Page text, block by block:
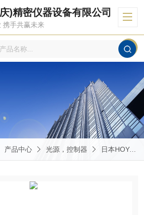
)精密仪器设备有限公司
携手共赢未来
产品中心 光源，控制器 日本HOYA豪雅